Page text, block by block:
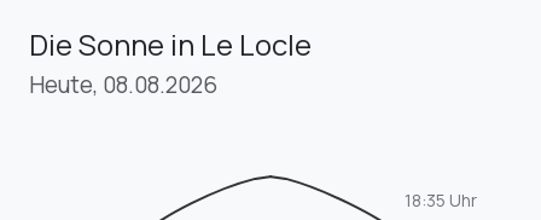
Die Sonne in Le Locle
Heute, 08.08.2026
18:35 Uhr